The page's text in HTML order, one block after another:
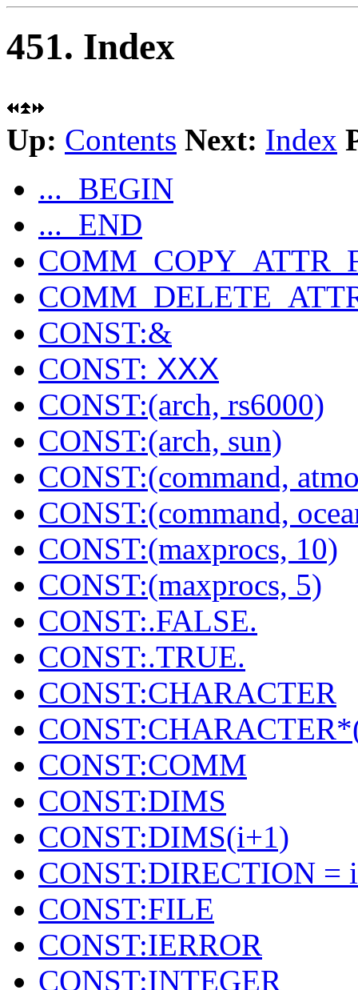
451. Index
Up: Contents Next: Index
..._BEGIN
..._END
CONST:&
CONST: XXX
CONST:(arch, rs6000)
CONST:(arch, sun)
CONST:(command,
CONST:(command,
CONST:(maxprocs, 10)
CONST:(maxprocs, 5)
CONST:.FALSE.
CONST:.TRUE.
CONST:CHARACTER
CONST:COMM
CONST:DIMS
CONST:DIMS(i+1)
CONST:DIRECTION = i
CONST:FILE
CONST:IERROR
CONST:INTEGER